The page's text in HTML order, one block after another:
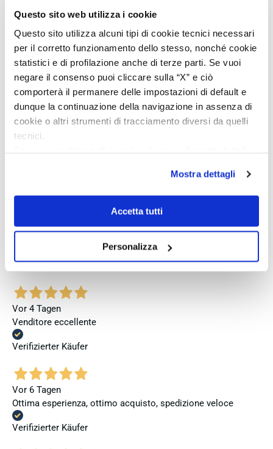
Questo sito web utilizza i cookie
Questo sito utilizza alcuni tipi di cookie tecnici necessari
per il corretto funzionamento dello stesso, nonché cookie
statistici e di profilazione anche di terze parti. Se vuoi
negare il consenso puoi cliccare sulla “X” e ciò
comporterà il permanere delle impostazioni di default e
dunque la continuazione della navigazione in assenza di
cookie o altri strumenti di tracciamento diversi da quelli
tecnici.
Se vuoi saperne di più consulta laprivacy policye la
Mostra dettagli
Accetta tutti
Personalizza
Armband, die Originalverpackung entsprach nicht der
Präsentationen und Videos kenne (andere Box und anderes
Uhrenkissen), und auch die Seiko-Hangtags mit
Modellinformationen fehlten. Die Uhr selbst ist in neuem
Zustand und weist keine Gebrauchsspuren auf. Dennoch
hätte ich bei einer hochwertigen Uhr dieser Preisklasse
erwartet, dass sie mit der vollständigen Originalpräsentation
geliefert wird. Insgesamt empfehle ich den Händler aufgrund
des guten Preises und der seriösen Abwicklung, hoffe
Vor 4 Tagen
Verifizierter Käufer
Vor 4 Tagen
Venditore eccellente
Verifizierter Käufer
Vor 6 Tagen
Ottima esperienza, ottimo acquisto, spedizione veloce
Verifizierter Käufer